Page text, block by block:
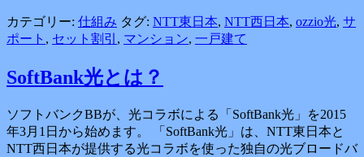
カテゴリー: 仕組み タグ: NTT東日本, NTT西日本, ozzio光, サ
ポート , セット割引 , マンション, 一戸建て
SoftBank光とは？
ソフトバンクBBが、光コラボによる「SoftBank光」を2015
年3月1日から始めます。 「SoftBank光」は、NTT東日本と
NTT西日本が提供する光コラボを使った独自の光ブロードバ